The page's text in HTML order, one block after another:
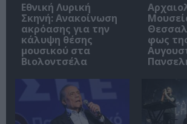
Εθνική Λυρική
Σκηνή: Ανακοίνωση
ακρόασης για την
κάλυψη θέσης
μουσικού στα
Βιολοντσέλα
φως